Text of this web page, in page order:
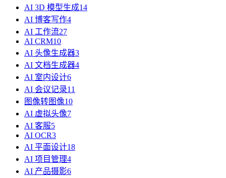
AI 3D 模型生成14
AI 博客写作4
AI 工作流27
AI CRM10
AI 头像生成器3
AI 文档生成器4
AI 室内设计6
AI 会议记录11
图像转图像10
AI 虚拟头像7
AI 客服5
AI OCR3
AI 平面设计18
AI 项目管理4
AI 产品摄影6